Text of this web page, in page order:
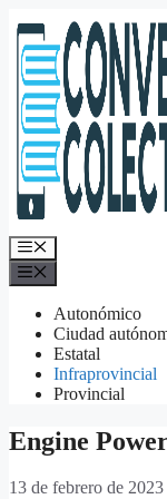
al
contenido
Menú
Autonómico
Ciudad
Estatal
Infraprovincial
Provincial
Engine
13 de febrero de 2023